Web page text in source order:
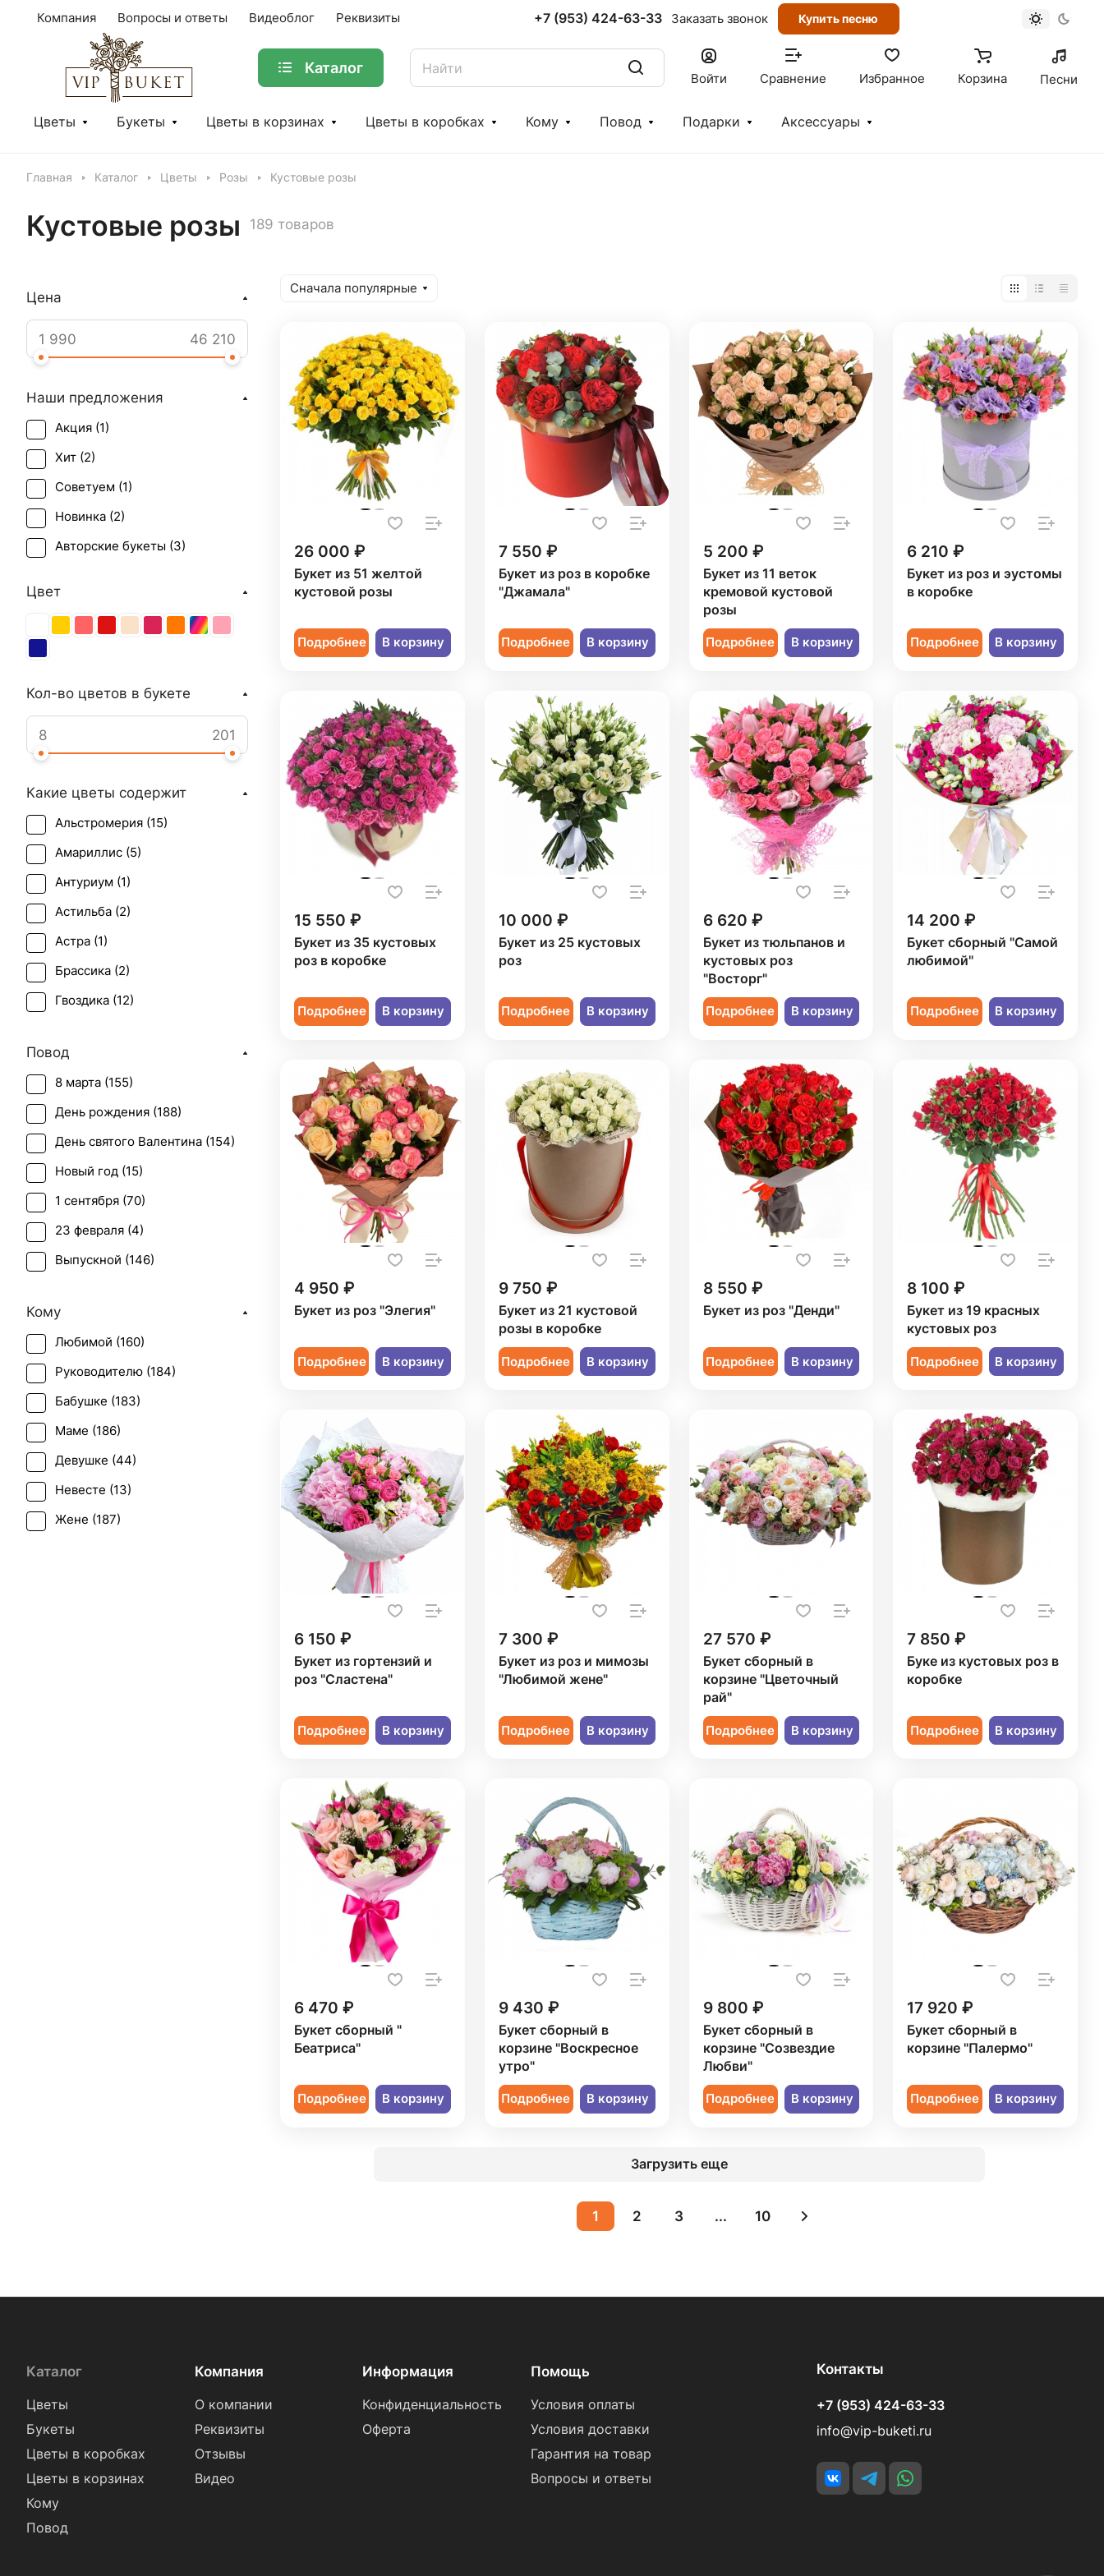
Компания Вопросы и ответы Видеоблог Реквизиты +7 (953) 424-63-33 Заказать звонок Купить песню
Каталог
Войти Сравнение Избранное Корзина Песни
Цветы Букеты Цветы в корзинах Цветы в коробках Кому Повод Подарки Аксессуары
Главная Каталог Цветы Розы Кустовые розы
Кустовые розы 189 товаров
Сначала популярные
26 000 ₽
Букет из 51 желтой
кустовой розы
Подробнее В корзину
7 550 ₽
Букет из роз в коробке
"Джамала"
Подробнее В корзину
5 200 ₽
Букет из 11 веток
кремовой кустовой
розы
Подробнее В корзину
6 210 ₽
Букет из роз и эустомы
в коробке
Подробнее В корзину
15 550 ₽
Букет из 35 кустовых
роз в коробке
Подробнее В корзину
10 000 ₽
Букет из 25 кустовых
роз
Подробнее В корзину
6 620 ₽
Букет из тюльпанов и
кустовых роз
"Восторг"
Подробнее В корзину
14 200 ₽
Букет сборный "Самой
любимой"
Подробнее В корзину
4 950 ₽
Букет из роз "Элегия"
Подробнее В корзину
9 750 ₽
Букет из 21 кустовой
розы в коробке
Подробнее В корзину
8 550 ₽
Букет из роз "Денди"
Подробнее В корзину
8 100 ₽
Букет из 19 красных
кустовых роз
Подробнее В корзину
6 150 ₽
Букет из гортензий и
роз "Сластена"
Подробнее В корзину
7 300 ₽
Букет из роз и мимозы
"Любимой жене"
Подробнее В корзину
27 570 ₽
Букет сборный в
корзине "Цветочный
рай"
Подробнее В корзину
7 850 ₽
Буке из кустовых роз в
коробке
Подробнее В корзину
6 470 ₽
Букет сборный "
Беатриса"
Подробнее В корзину
9 430 ₽
Букет сборный в
корзине "Воскресное
утро"
Подробнее В корзину
9 800 ₽
Букет сборный в
корзине "Созвездие
Любви"
Подробнее В корзину
17 920 ₽
Букет сборный в
корзине "Палермо"
Подробнее В корзину
Загрузить еще
1 2 3 ... 10
Цена
Наши предложения
Акция (1)
Хит (2)
Советуем (1)
Новинка (2)
Авторские букеты (3)
Цвет
Кол-во цветов в букете
Какие цветы содержит
Альстромерия (15)
Амариллис (5)
Антуриум (1)
Астильба (2)
Астра (1)
Брассика (2)
Гвоздика (12)
Гиацинт (
Гиперикум (11
Гипсофила (3)
Гортензия ( 12 )
Ирис (2 )
Калла (1)
Мимоза (1)
Озотамнус (2)
Повод
8 марта (155)
День рождения (188)
День святого Валентина (154)
Новый год (15)
1 сентября (70)
23 февраля (4)
Выпускной (146)
День учителя (
Пасха (6)
Первое свидание (186
Последний звонок (
Рождение ребенка (
Рождество (15
Свадьба (7)
Татьянин день (
Кому
Любимой (160)
Руководителю (184)
Бабушке (183)
Маме (186)
Девушке (44)
Невесте (13)
Жене (187)
Каталог
Цветы
Букеты
Цветы в коробках
Цветы в корзинах
Кому
Повод
Компания
О компании
Реквизиты
Отзывы
Видео
Информация
Конфиденциальность
Оферта
Помощь
Условия оплаты
Условия доставки
Гарантия на товар
Вопросы и ответы
Контакты
+7 (953) 424-63-33
info@vip-buketi.ru